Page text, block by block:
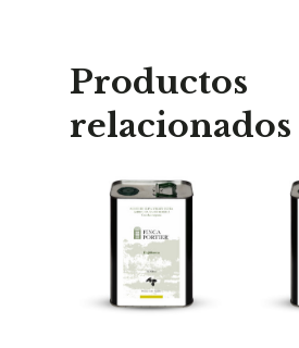
Productos
relacionados